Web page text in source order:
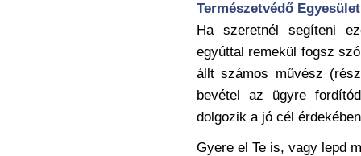
Természetvédő Egyesület
Ha szeretnél segíteni
egyúttal remekül fogsz
állt számos művész
bevétel az ügyre
dolgozik a jó cél
Gyere el Te is, vagy lepd